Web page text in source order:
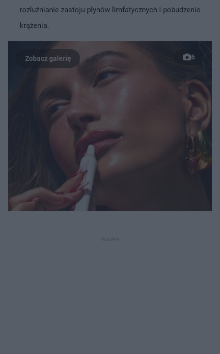
rozluźnianie zastoju płynów limfatycznych i pobudzenie
krążenia.
6